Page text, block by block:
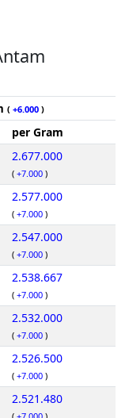
( +6.000 )
per Gram
2.677.000
( +7.000 )
2.577.000
( +7.000 )
2.547.000
( +7.000 )
2.538.667
( +7.000 )
2.532.000
( +7.000 )
2.526.500
( +7.000 )
2.521.480